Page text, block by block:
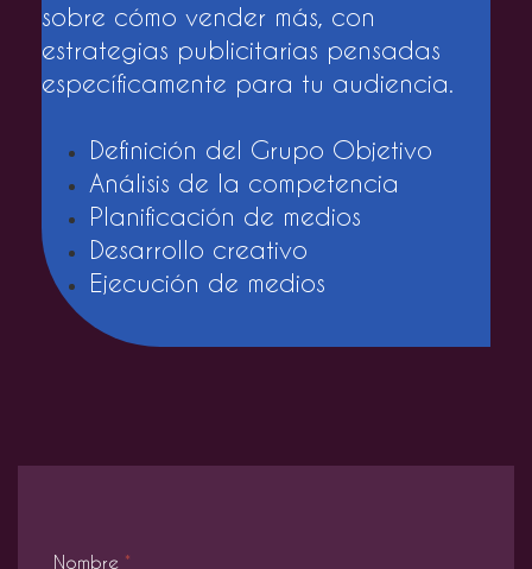
sobre cómo vender más, con
estrategias publicitarias pensadas
específicamente para tu audiencia.
Definición del Grupo Objetivo
Análisis de la competencia
Planificación de medios
Desarrollo creativo
Ejecución de medios
Nombre *